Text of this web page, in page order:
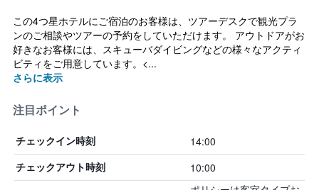
この4つ星ホテルにご宿泊のお客様は、ツアーデスクで観光プラ
ンのご相談やツアーの予約をしていただけます。 アウトドアがお
好きなお客様には、スキューバダイビングなどの様々なアクティ
ビティをご用意しています。<...
さらに表示
注目ポイント
チェックイン時刻 14:00
チェックアウト時刻 10:00